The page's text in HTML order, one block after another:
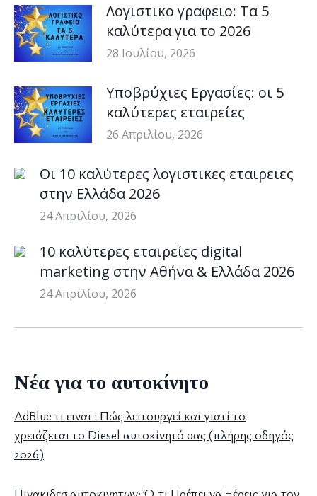
Λογιστικο γραφειο: Τα 5
καλύτερα για το 2026
28 Ιουλίου, 2026
Υποβρύχιες Εργασίες: οι 5
καλύτερες εταιρείες
26 Απριλίου, 2026
Οι 10 καλύτερες λογιστικες εταιρειες
στην Ελλάδα 2026
24 Απριλίου, 2026
10 καλύτερες εταιρείες digital
marketing στην Αθήνα & Ελλάδα 2026
24 Απριλίου, 2026
Νέα για το αυτοκίνητο
AdBlue τι ειναι : Πώς λειτουργεί και γιατί το
χρειάζεται το Diesel αυτοκίνητό σας (πλήρης οδηγός
2026)